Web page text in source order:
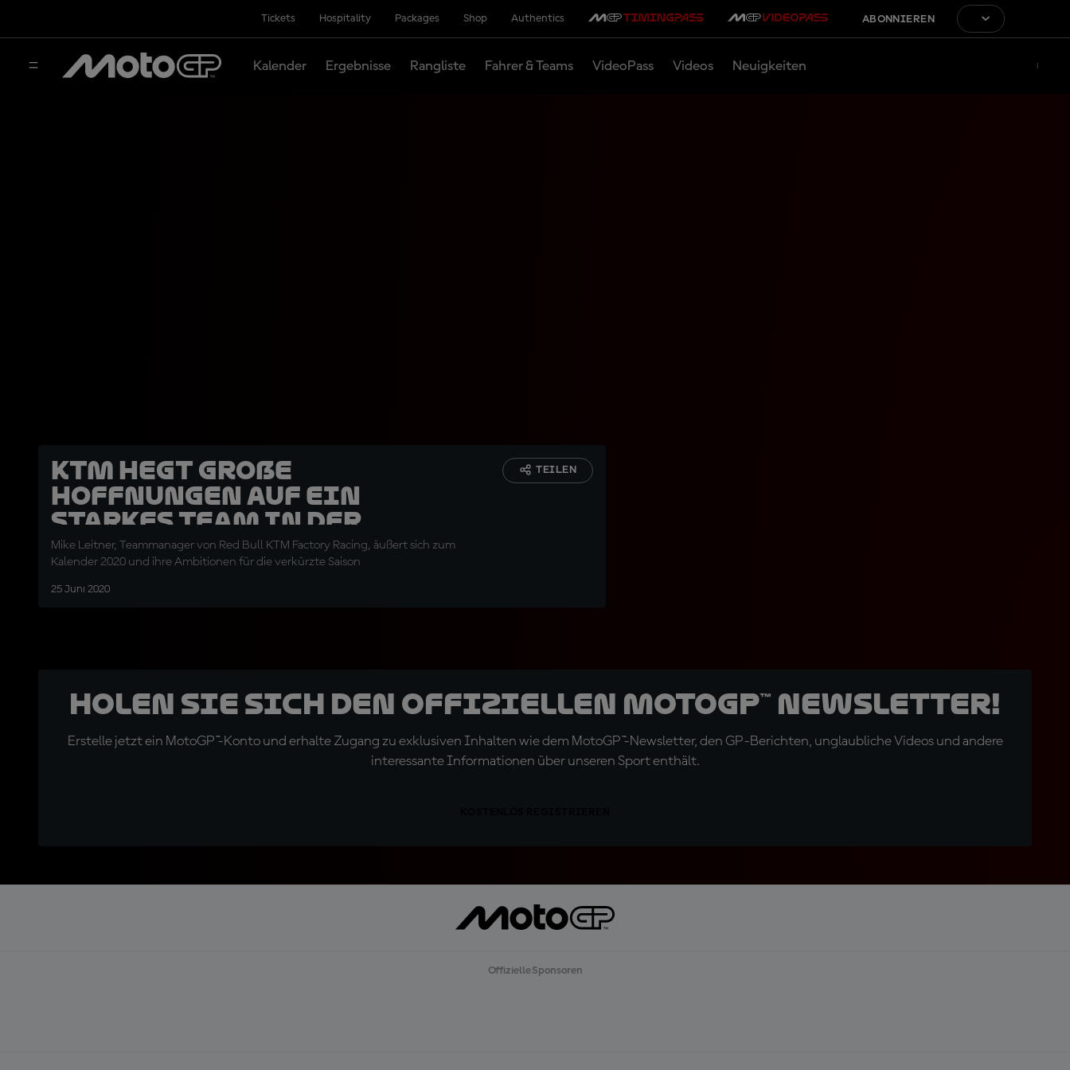
Tickets Hospitality Packages Shop Authentics ABONNIEREN
Kalender Ergebnisse Rangliste Fahrer & Teams VideoPass Videos Neuigkeiten
KTM hegt große
Hoffnungen auf ein
starkes Team in der
verkürzten Saison
Mike Leitner, Teammanager von Red Bull KTM Factory Racing, äußert sich zum
Kalender 2020 und ihre Ambitionen für die verkürzte Saison
25 Juni 2020
TEILEN
Holen Sie sich den offiziellen MotoGP™ Newsletter!
Erstelle jetzt ein MotoGP™-Konto und erhalte Zugang zu exklusiven Inhalten wie dem MotoGP™-Newsletter, den GP-Berichten, unglaubliche Videos und andere
interessante Informationen über unseren Sport enthält.
Offizielle Sponsoren